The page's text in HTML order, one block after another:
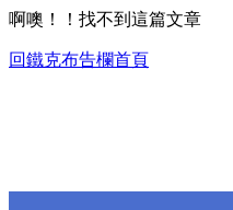
啊噢！！找不到這篇文章
回鐵克布告欄首頁